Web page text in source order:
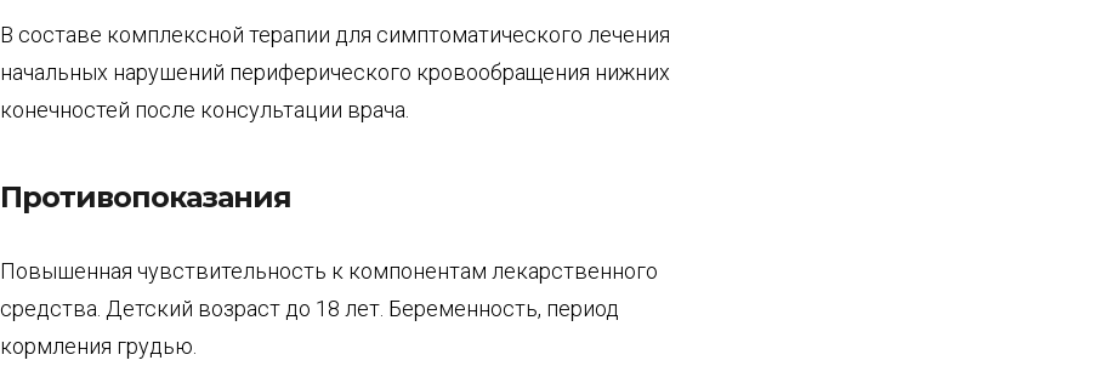
В составе комплексной терапии для симптоматического лечения
начальных нарушений периферического кровообращения нижних
конечностей после консультации врача.
Противопоказания
Повышенная чувствительность к компонентам лекарственного
средства. Детский возраст до 18 лет. Беременность, период
кормления грудью.